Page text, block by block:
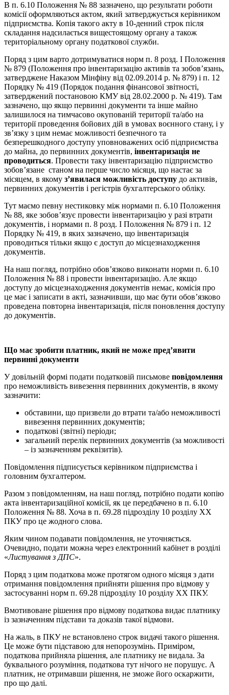
В п. 6.10 Положення № 88 зазначено, що результати роботи
комісії оформляються актом, який затверджується керівником
підприємства. Копія такого акту в 10-денний строк після
складання надсилається вищестоящому органу а також
територіальному органу податкової служби.
Поряд з цим варто дотримуватися норм п. 8 розд. І Положення
№ 879 (Положення про інвентаризацію активів та зобов’язань,
затверджене Наказом Мінфіну від 02.09.2014 р. № 879) і п. 12
Порядку № 419 (Порядок подання фінансової звітності,
затверджений постановою КМУ від 28.02.2000 р. № 419). Там
зазначено, що якщо первинні документи та інше майно
залишилося на тимчасово окупованій території та/або на
території проведення бойових дій в умовах воєнного стану, і у
зв’язку з цим немає можливості безпечного та
безперешкодного доступу уповноважених осіб підприємства
до майна, до первинних документів, інвентаризація не
проводиться. Провести таку інвентаризацію підприємство
зобов’язане станом на перше число місяця, що настає за
місяцем, в якому з’явилася можливість доступу до активів,
первинних документів і регістрів бухгалтерського обліку.
Тут маємо певну нестиковку між нормами п. 6.10 Положення
№ 88, яке зобов’язує провести інвентаризацію у разі втрати
документів, і нормами п. 8 розд. І Положення № 879 і п. 12
Порядку № 419, в яких зазначено, що інвентаризація
проводиться тільки якщо є доступ до місцезнаходження
документів.
На наш погляд, потрібно обов’язково виконати норми п. 6.10
Положення № 88 і провести інвентаризацію. Але якщо
доступу до місцезнаходження документів немає, комісія про
це має і записати в акті, зазначивши, що має бути обов’язково
проведена повторна інвентаризація, після поновлення доступу
до документів.
Що має зробити платник, який не може пред’явити
первинні документи
У довільній формі подати податковій письмове повідомлення
про неможливість вивезення первинних документів, в якому
зазначити:
обставини, що призвели до втрати та/або неможливості
вивезення первинних документів;
податкові (звітні) періоди;
загальний перелік первинних документів (за можливості
– із зазначенням реквізитів).
Повідомлення підписується керівником підприємства і
головним бухгалтером.
Разом з повідомленням, на наш погляд, потрібно подати копію
акта інвентаризаційної комісії, як це передбачено в п. 6.10
Положення № 88. Хоча в п. 69.28 підрозділу 10 розділу ХХ
ПКУ про це жодного слова.
Яким чином подавати повідомлення, не уточняється.
Очевидно, подати можна через електронний кабінет в розділі
«Листування з ДПС».
Поряд з цим податкова може протягом одного місяця з дати
отримання повідомлення прийняти рішення про відмову у
застосуванні норм п. 69.28 підрозділу 10 розділу ХХ ПКУ.
Вмотивоване рішення про відмову податкова видає платнику
із зазначенням підстави та доказів такої відмови.
На жаль, в ПКУ не встановлено строк видачі такого рішення.
Це може бути підставою для непорозумінь. Приміром,
податкова прийняла рішення, але платнику не видала. За
буквального розуміння, податкова тут нічого не порушує. А
платник, не отримавши рішення, не зможе його оскаржити,
про що далі.